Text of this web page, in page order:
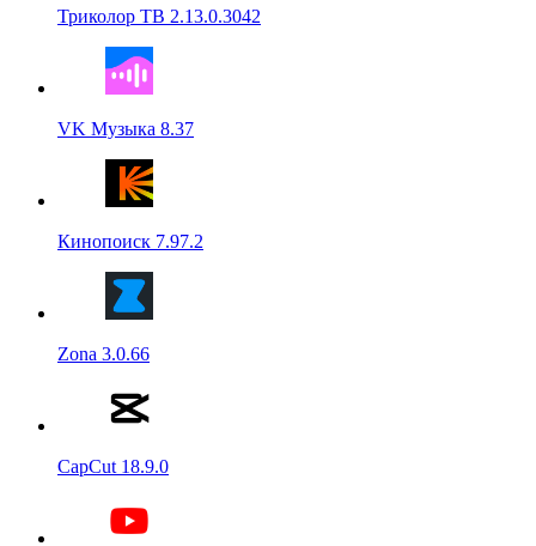
Триколор ТВ 2.13.0.3042
VK Музыка 8.37
Кинопоиск 7.97.2
Zona 3.0.66
CapCut 18.9.0